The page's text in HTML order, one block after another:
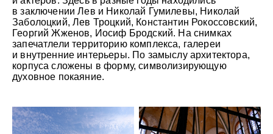
в заключении Лев и Николай Гумилевы, Николай
Заболоцкий, Лев Троцкий, Константин Рокоссовский,
Георгий Жженов, Иосиф Бродский. На снимках
запечатлели территорию комплекса, галереи
и внутренние интерьеры. По замыслу архитектора,
корпуса сложены в форму, символизирующую
духовное покаяние.